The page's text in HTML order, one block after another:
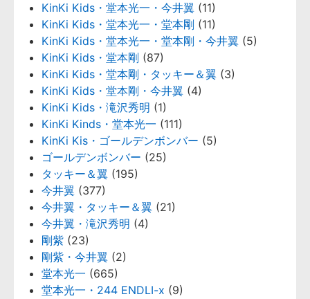
KinKi Kids・堂本光一・今井翼 (11)
KinKi Kids・堂本光一・堂本剛 (11)
KinKi Kids・堂本光一・堂本剛・今井翼 (5)
KinKi Kids・堂本剛 (87)
KinKi Kids・堂本剛・タッキー＆翼 (3)
KinKi Kids・堂本剛・今井翼 (4)
KinKi Kids・滝沢秀明 (1)
KinKi Kinds・堂本光一 (111)
KinKi Kis・ゴールデンボンバー (5)
ゴールデンボンバー (25)
タッキー＆翼 (195)
今井翼 (377)
今井翼・タッキー＆翼 (21)
今井翼・滝沢秀明 (4)
剛紫 (23)
剛紫・今井翼 (2)
堂本光一 (665)
堂本光一・244 ENDLI-x (9)